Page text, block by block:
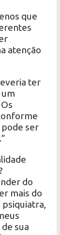
que
atenção
ter
pode ser
do
mais do
psiquiatra,
sua